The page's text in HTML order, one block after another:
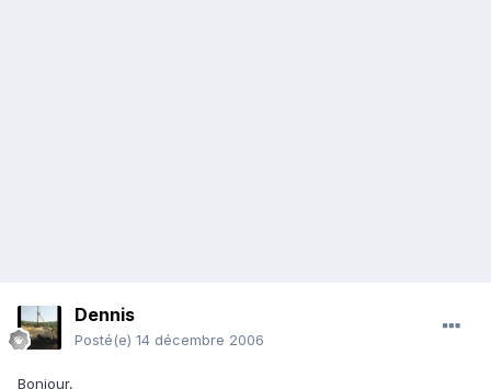
Dennis
Posté(e) 14 décembre 2006
Bonjour,